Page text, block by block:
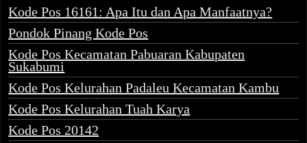
Kode Pos 16161: Apa Itu dan Apa Manfaatnya?
Pondok Pinang Kode Pos
Kode Pos Kecamatan Pabuaran Kabupaten
Sukabumi
Kode Pos Kelurahan Padaleu Kecamatan Kambu
Kode Pos Kelurahan Tuah Karya
Kode Pos 20142